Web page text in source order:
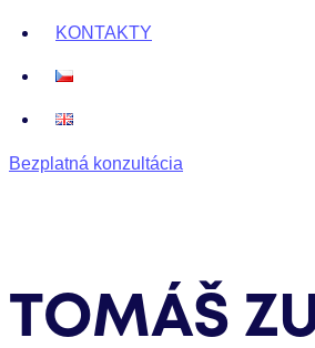
KONTAKTY
Bezplatná konzultácia
TOMÁŠ